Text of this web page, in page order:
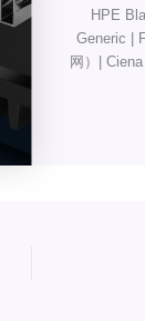
HPE
Generic |
网）|